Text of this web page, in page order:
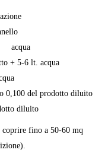
acqua
+ 5-6 lt. acqua
0,100 del prodotto diluito
diluito
fino a 50-60 mq